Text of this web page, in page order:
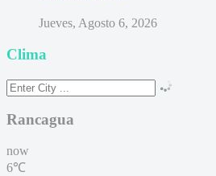
Jueves, Agosto 6, 2026
Clima
Rancagua
now
6℃